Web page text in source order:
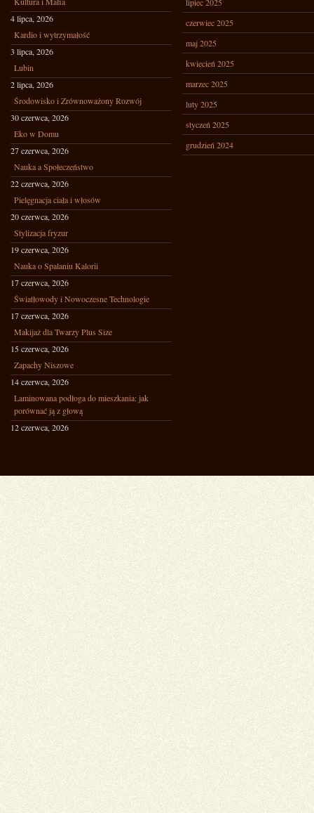
4 lipca, 2026
Kardio i wytrzymałość
3 lipca, 2026
Lubin
2 lipca, 2026
Środowisko i Zrównoważony Rozwój
30 czerwca, 2026
Eko w Domu
27 czerwca, 2026
Nauka a Społeczeństwo
22 czerwca, 2026
Pielęgnacja ciała i włosów
20 czerwca, 2026
Stylizacja fryzur
19 czerwca, 2026
Nauka o Spalaniu Kalorii
17 czerwca, 2026
Światłowody i Nowoczesne Technologie
17 czerwca, 2026
Makijaż dla Twarzy Plus Size
15 czerwca, 2026
Zapachy Niszowe
14 czerwca, 2026
Laminowana podłoga do mieszkania: jak
porównać ją z głową
12 czerwca, 2026
czerwiec 2025
maj 2025
kwiecień 2025
marzec 2025
luty 2025
styczeń 2025
grudzień 2024